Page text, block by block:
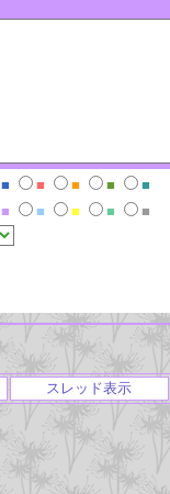
■ ■ ■ ■
■
■ ■ ■ ■
■
スレッド表示